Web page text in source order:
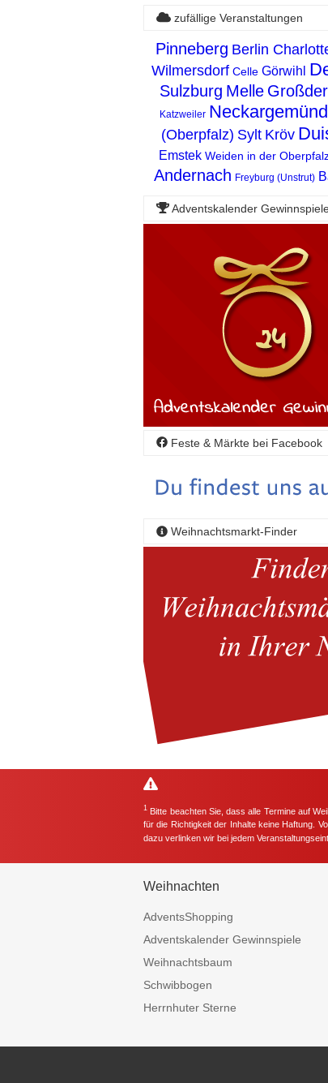
zufällige Veranstaltungen
Pinneberg Berlin
Wilmersdorf Celle Görwihl
Sulzburg Melle
Katzweiler Neckargemünd
(Oberpfalz) Sylt Kröv
Emstek Weiden in der
Andernach Freyburg (Unstrut)
Adventskalender
Feste & Märkte bei Facebook
Weihnachtsmarkt-Finder
1 Bitte beachten Sie, dass alle Termine auf
für die Richtigkeit der Inhalte keine Haftung.
dazu verlinken wir bei jedem
Weihnachten
AdventsShopping
Adventskalender Gewinnspiele
Weihnachtsbaum
Schwibbogen
Herrnhuter Sterne